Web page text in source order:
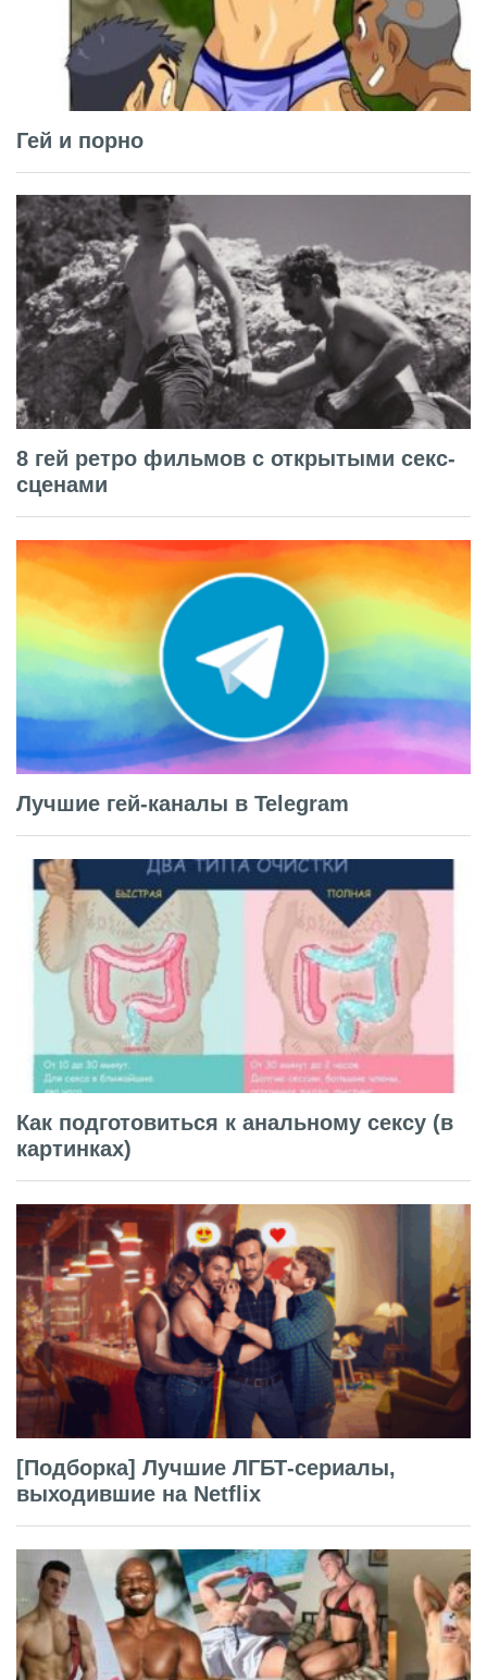
Гей и порно
8 гей ретро фильмов с открытыми секс-
сценами
Лучшие гей-каналы в Telegram
Как подготовиться к анальному сексу (в
картинках)
[Подборка] Лучшие ЛГБТ-сериалы,
выходившие на Netflix